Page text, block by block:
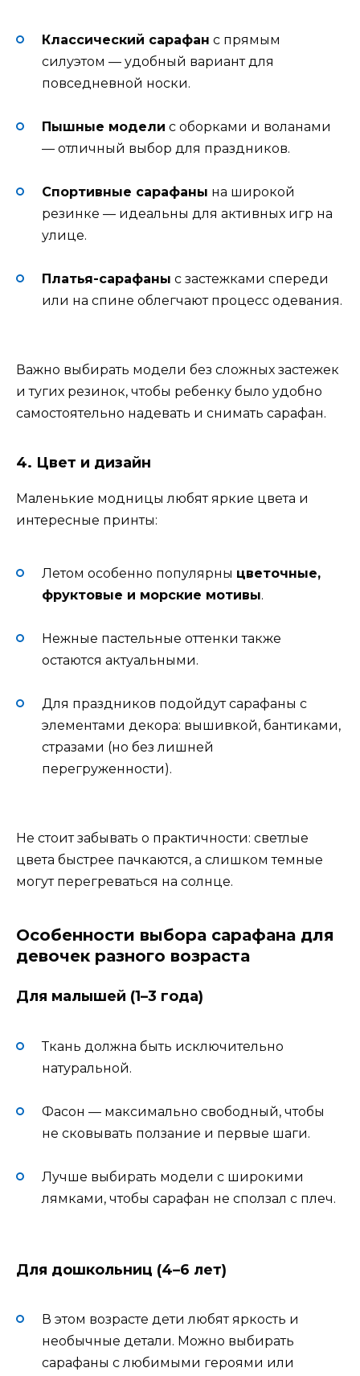
Классический сарафан с прямым
силуэтом — удобный вариант для
повседневной носки.
Пышные модели с оборками и воланами
— отличный выбор для праздников.
Спортивные сарафаны на широкой
резинке — идеальны для активных игр на
улице.
Платья-сарафаны с застежками спереди
или на спине облегчают процесс одевания.
Важно выбирать модели без сложных застежек
и тугих резинок, чтобы ребенку было удобно
самостоятельно надевать и снимать сарафан.
4. Цвет и дизайн
Маленькие модницы любят яркие цвета и
интересные принты:
Летом особенно популярны цветочные,
фруктовые и морские мотивы.
Нежные пастельные оттенки также
остаются актуальными.
Для праздников подойдут сарафаны с
элементами декора: вышивкой, бантиками,
стразами (но без лишней
перегруженности).
Не стоит забывать о практичности: светлые
цвета быстрее пачкаются, а слишком темные
могут перегреваться на солнце.
Особенности выбора сарафана для
девочек разного возраста
Для малышей (1–3 года)
Ткань должна быть исключительно
натуральной.
Фасон — максимально свободный, чтобы
не сковывать ползание и первые шаги.
Лучше выбирать модели с широкими
лямками, чтобы сарафан не сползал с плеч.
Для дошкольниц (4–6 лет)
В этом возрасте дети любят яркость и
необычные детали. Можно выбирать
сарафаны с любимыми героями или